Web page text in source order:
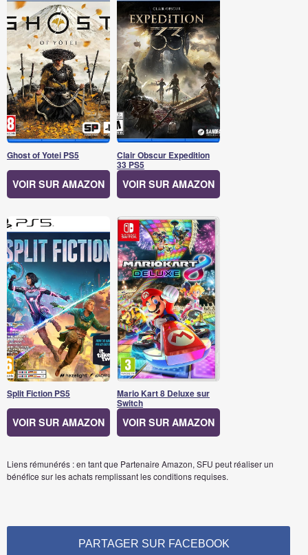
Ghost of Yotei PS5
VOIR SUR AMAZON
Clair Obscur Expedition
33 PS5
VOIR SUR AMAZON
Split Fiction PS5
VOIR SUR AMAZON
Mario Kart 8 Deluxe sur
Switch
VOIR SUR AMAZON
Liens rémunérés : en tant que Partenaire Amazon, SFU peut réaliser un
bénéfice sur les achats remplissant les conditions requises.
PARTAGER SUR FACEBOOK